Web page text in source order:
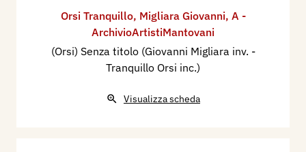
Orsi Tranquillo, Migliara Giovanni, A -
ArchivioArtistiMantovani
(Orsi) Senza titolo (Giovanni Migliara inv. -
Tranquillo Orsi inc.)
Visualizza scheda